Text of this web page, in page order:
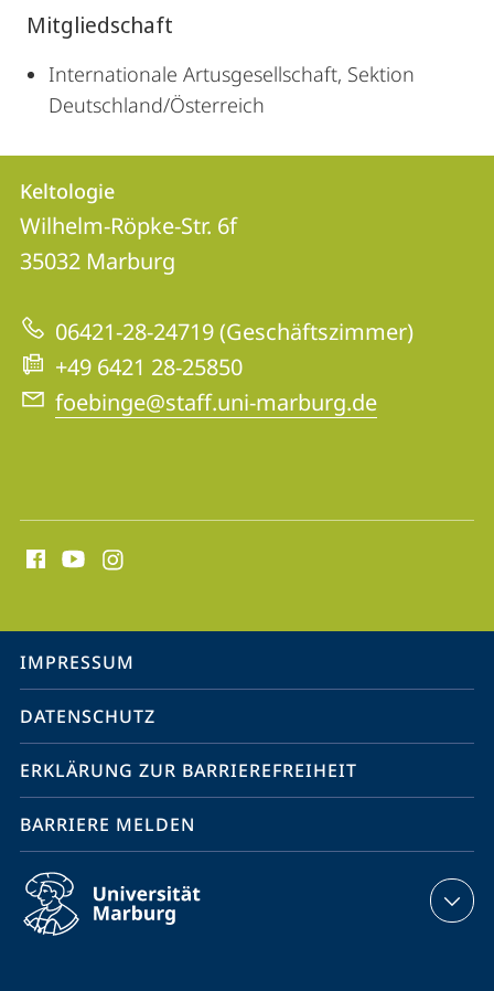
Mitgliedschaft
Internationale Artusgesellschaft, Sektion
Deutschland/Österreich
Kontakt
und
Informationen
zur
Website
Kontaktinformationen
Keltologie
Keltologie
Wilhelm-Röpke-Str. 6f
35032 Marburg
06421-28-24719 (Geschäftszimmer)
+49 6421 28-25850
foebinge@staff.uni-marburg.de
Media
Service-
Navigation
IMPRESSUM
DATENSCHUTZ
ERKLÄRUNG ZUR BARRIEREFREIHEIT
BARRIERE MELDEN